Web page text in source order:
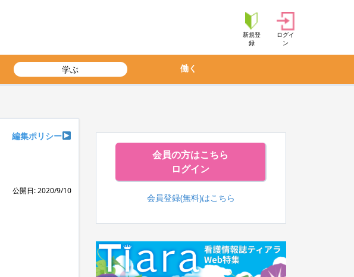
新規登
録
ログイ
ン
学ぶ 働く
編集ポリシー
公開日: 2020/9/10
会員の方はこちら
ログイン
会員登録(無料)はこちら